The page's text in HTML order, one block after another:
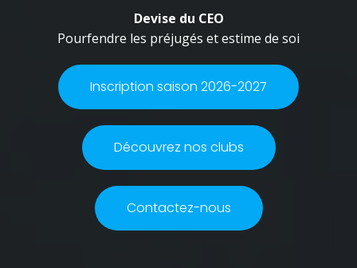
Devise du CEO
Pourfendre les préjugés et estime de soi
Inscription saison 2026-2027
Découvrez nos clubs
Contactez-nous